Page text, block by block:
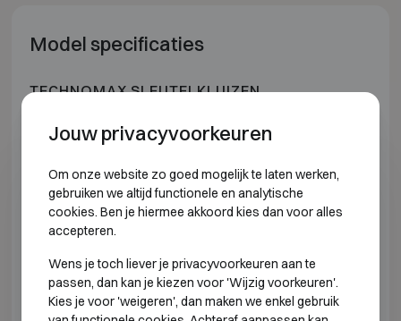
Model specificaties
TECHNOMAX SLEUTELKLUIZEN
Model Buitenmaten (mm)
CE 40 H470 B360 D140 H0 B0 D0
CE 92
CE 120 H470 B360 D140 H0 B0 D0
CK 40 H470 B360 D140 H0 B0 D0
Jouw privacyvoorkeuren
Om onze website zo goed mogelijk te laten werken,
gebruiken we altijd functionele en analytische
cookies. Ben je hiermee akkoord kies dan voor alles
accepteren.
Wens je toch liever je privacyvoorkeuren aan te
passen, dan kan je kiezen voor 'Wijzig voorkeuren'.
Kies je voor 'weigeren', dan maken we enkel gebruik